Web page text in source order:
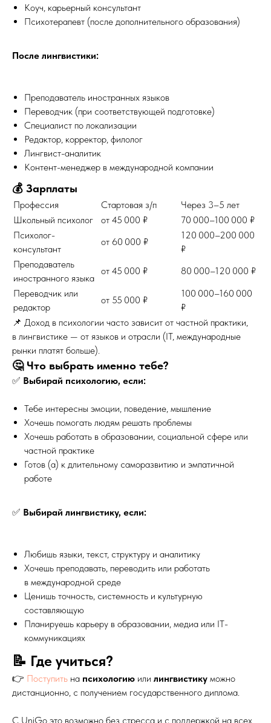
Коуч, карьерный консультант
Психотерапевт (после дополнительного образования)
После лингвистики:
Преподаватель иностранных языков
Переводчик (при соответствующей подготовке)
Специалист по локализации
Редактор, корректор, филолог
Лингвист-аналитик
Контент-менеджер в международной компании
💰 Зарплаты
Профессия Стартовая з/п
Через 3–5 лет
Школьный психолог
от 45 000 ₽
70 000–100 000 ₽
Психолог-
консультант
от 60 000 ₽
120 000–200 000
₽
Преподаватель
иностранного языка
от 45 000 ₽
80 000–120 000 ₽
Переводчик или
редактор
от 55 000 ₽
100 000–160 000
₽
📌 Доход в психологии часто зависит от частной практики,
в лингвистике — от языков и отрасли (IT, международные
рынки платят больше).
🤔 Что выбрать именно тебе?
✅ Выбирай психологию, если:
Тебе интересны эмоции, поведение, мышление
Хочешь помогать людям решать проблемы
Хочешь работать в образовании, социальной сфере или
частной практике
Готов (а) к длительному саморазвитию и эмпатичной
работе
✅ Выбирай лингвистику, если:
Любишь языки, текст, структуру и аналитику
Хочешь преподавать, переводить или работать
в международной среде
Ценишь точность, системность и культурную
составляющую
Планируешь карьеру в образовании, медиа или IT-
коммуникациях
📝 Где учиться?
👉 Поступить на психологию или лингвистику можно
дистанционно, с получением государственного диплома.
С UniGo это возможно без стресса и с поддержкой на всех